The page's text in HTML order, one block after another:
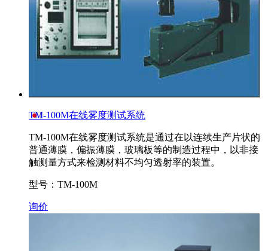
TM-100M在线雾度测试系统
TM-100M在线雾度测试系统是通过在以连续生产片状的
普通薄膜，偏振薄膜，玻璃板等的制造过程中，以非接
触测量方式来检测材料不均匀透射率的装置。
型号：TM-100M
询价